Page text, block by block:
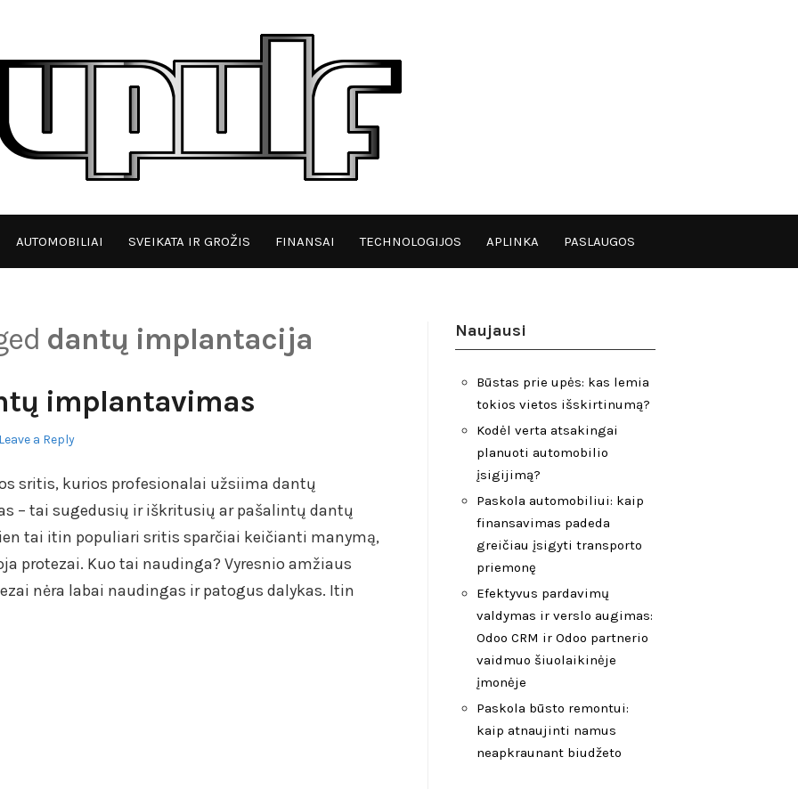
AUTOMOBILIAI SVEIKATA IR GROŽIS FINANSAI TECHNOLOGIJOS APLINKA PASLAUGOS
dantų implantacija
implantavimas
Leave a Reply
sritis, kurios profesionalai užsiima dantų
– tai sugedusių ir iškritusių ar pašalintų dantų
tai itin populiari sritis sparčiai keičianti manymą,
protezai. Kuo tai naudinga? Vyresnio amžiaus
nėra labai naudingas ir patogus dalykas. Itin
Naujausi
Būstas prie upės: kas lemia
tokios vietos išskirtinumą?
Kodėl verta atsakingai
planuoti automobilio
įsigijimą?
Paskola automobiliui: kaip
finansavimas padeda
greičiau įsigyti transporto
priemonę
Efektyvus pardavimų
valdymas ir verslo augimas:
Odoo CRM ir Odoo partnerio
vaidmuo šiuolaikinėje
įmonėje
Paskola būsto remontui:
kaip atnaujinti namus
neapkraunant biudžeto